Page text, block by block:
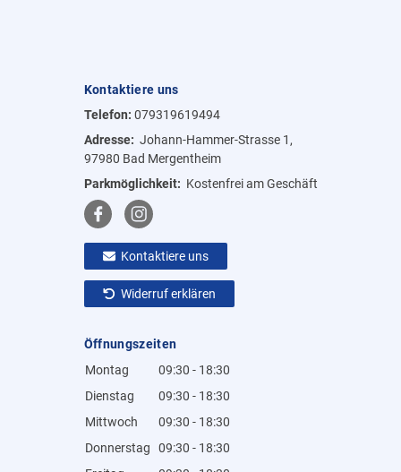
Kontaktiere uns
Telefon: 079319619494
Adresse: Johann-Hammer-Strasse 1,
97980 Bad Mergentheim
Parkmöglichkeit: Kostenfrei am Geschäft
Kontaktiere uns
Widerruf erklären
Öffnungszeiten
Montag
09:30 - 18:30
Dienstag
09:30 - 18:30
Mittwoch
09:30 - 18:30
Donnerstag
09:30 - 18:30